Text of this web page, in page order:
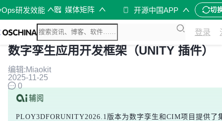
研发效能 媒体矩阵 开源中国APP 切
登录
数字孪生应用开发框架（UNITY 插件）
编辑:Miaokit
2025-11-25
0
PLOY3DFORUNITY2026.1版本为数字孪生和CIM项目提供了